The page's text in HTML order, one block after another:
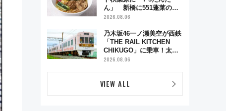
ん」 新橋に551蓬莱の
DNAを継ぐ「東京豚饅」、
まご」新グルメ続々登場！
【2026年8月】
2026.08.06
乃木坂46一ノ瀬美空が西鉄
「THE RAIL KITCHEN
CHIKUGO」に乗車！太宰
府･柳川を巡る福岡観光列
2026.08.06
VIEW ALL